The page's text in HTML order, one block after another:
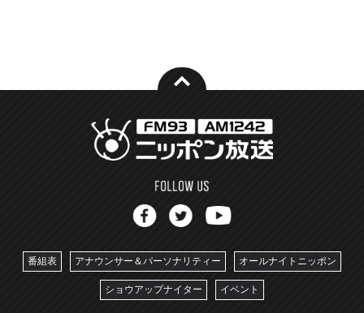
番組表 アナウンサー＆パーソナリティー オールナイトニッポン
ショウアップナイター イベント